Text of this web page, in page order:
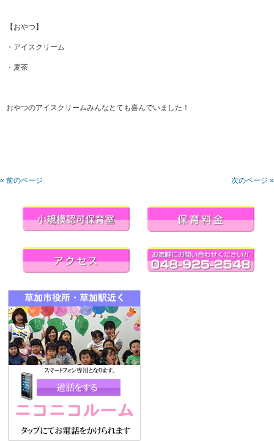
【おやつ】
・アイスクリーム
・麦茶
おやつのアイスクリームみんなとても喜んでいました！
« 前のページ 次のページ »